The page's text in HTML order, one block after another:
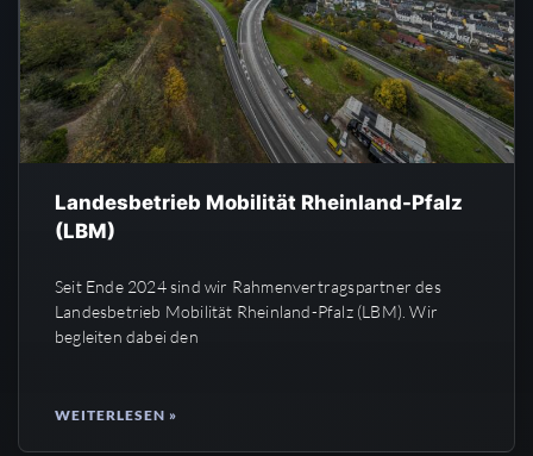
Landesbetrieb Mobilität Rheinland-Pfalz
(LBM)
Seit Ende 2024 sind wir Rahmenvertragspartner des
Landesbetrieb Mobilität Rheinland-Pfalz (LBM). Wir
begleiten dabei den
WEITERLESEN »